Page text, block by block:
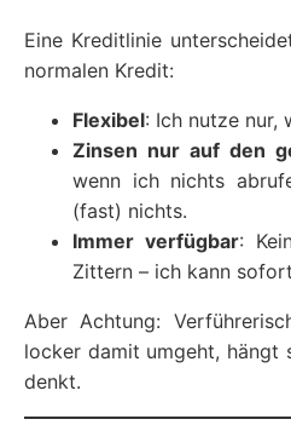
Eine Kreditlinie
normalen Kredit:
Flexibel: Ich nutze nur,
Zinsen nur auf den
wenn ich nichts
(fast) nichts.
Immer verfügbar:
Zittern – ich kann
Aber Achtung:
locker damit umgeht, hängt
denkt.